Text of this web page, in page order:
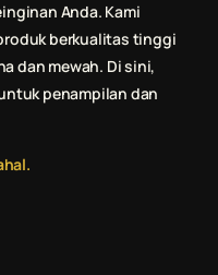
Anda. Kami
berkualitas tinggi
dan mewah. Di sini,
penampilan dan